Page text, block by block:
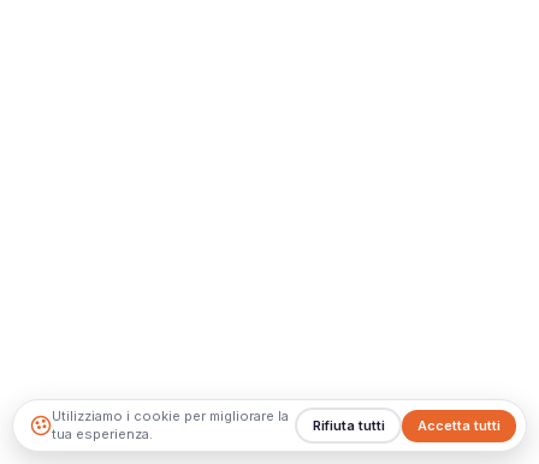
Utilizziamo i cookie per migliorare la
tua esperienza.
Accetta tutti
Rifiuta tutti